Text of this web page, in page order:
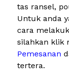
tas ransel,
Untuk anda
cara
silahkan klik
Pemesanan
tertera.